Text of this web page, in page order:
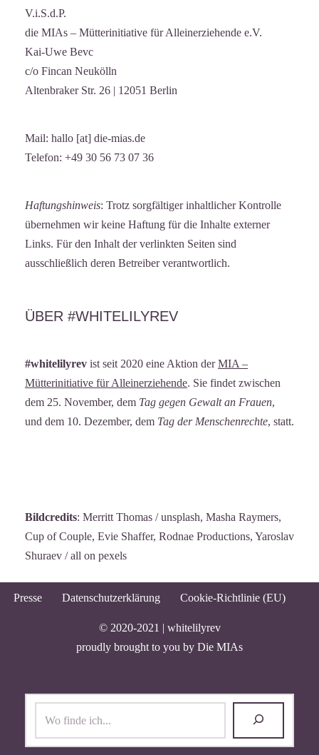
V.i.S.d.P.
die MIAs – Mütterinitiative für Alleinerziehende e.V.
Kai-Uwe Bevc
c/o Fincan Neukölln
Altenbraker Str. 26 | 12051 Berlin
Mail: hallo [at] die-mias.de
Telefon: +49 30 56 73 07 36
Haftungshinweis: Trotz sorgfältiger inhaltlicher Kontrolle
übernehmen wir keine Haftung für die Inhalte externer
Links. Für den Inhalt der verlinkten Seiten sind
ausschließlich deren Betreiber verantwortlich.
ÜBER #WHITELILYREV
#whitelilyrev ist seit 2020 eine Aktion derMIA –
Mütterinitiative für Alleinerziehende. Sie findet zwischen
dem 25. November, dem Tag gegen Gewalt an Frauen,
und dem 10. Dezember, dem Tag der Menschenrechte, statt.
Bildcredits: Merritt Thomas / unsplash, Masha Raymers,
Cup of Couple, Evie Shaffer, Rodnae Productions, Yaroslav
Shuraev / all on pexels
Presse Datenschutzerklärung Cookie-Richtlinie (EU)
© 2020-2021 | whitelilyrev
proudly brought to you by Die MIAs